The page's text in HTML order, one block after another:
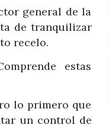
general de la
de tranquilizar
recelo.
estas
lo primero que
un control de